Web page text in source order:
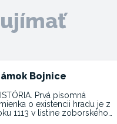
Bojnice
Prvá písomná
o existencii hradu je z
1113 v listine zoborského…